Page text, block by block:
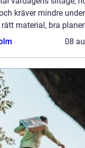
kräver mindre
material, bra
08